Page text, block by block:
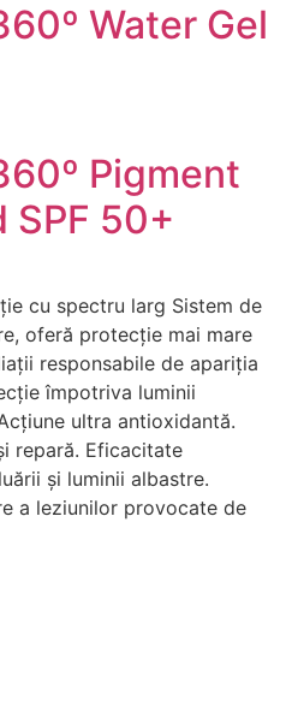
Water Gel
Pigment
SPF 50+
cu spectru larg Sistem de
oferă protecție mai mare
responsabile de apariția
împotriva luminii
ultra antioxidantă.
repară. Eficacitate
și luminii albastre.
a leziunilor provocate de